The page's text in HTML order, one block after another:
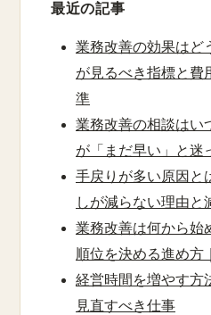
最近の記事
業務改善の効果はど
が見るべき指標と費
準
業務改善の相談はい
が「まだ早い」と迷
手戻りが多い原因と
しが減らない理由と
業務改善は何から始
順位を決める進め方
経営時間を増やす方
見直すべき仕事